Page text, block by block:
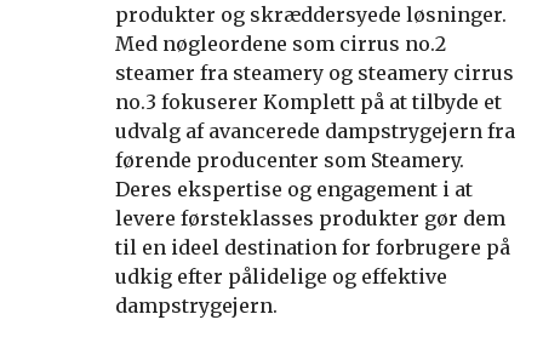
produkter og skræddersyede løsninger.
Med nøgleordene som cirrus no.2
steamer fra steamery og steamery cirrus
no.3 fokuserer Komplett på at tilbyde et
udvalg af avancerede dampstrygejern fra
førende producenter som Steamery.
Deres ekspertise og engagement i at
levere førsteklasses produkter gør dem
til en ideel destination for forbrugere på
udkig efter pålidelige og effektive
dampstrygejern.